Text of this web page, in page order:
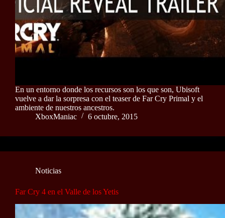
En un entorno donde los recursos son los que son, Ubisoft
vuelve a dar la sorpresa con el teaser de Far Cry Primal y el
ambiente de nuestros ancestros.
XboxManiac
6 octubre, 2015
Noticias
Far Cry 4 en el Valle de los Yetis